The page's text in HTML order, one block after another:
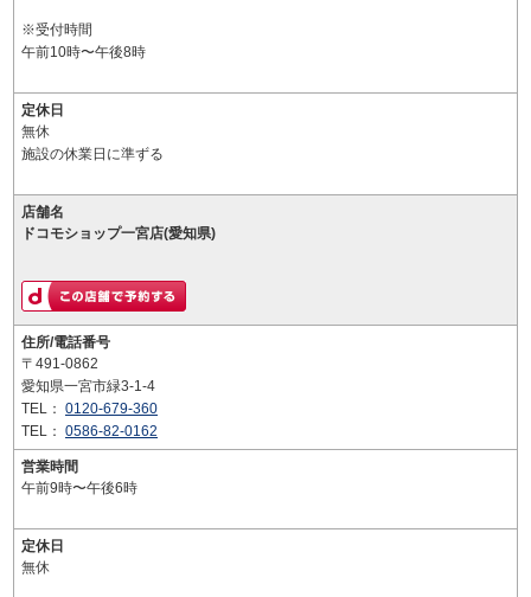
※受付時間
午前10時〜午後8時
定休日
無休
施設の休業日に準ずる
店舗名
ドコモショップ一宮店(愛知県)
住所/電話番号
〒491-0862
愛知県一宮市緑3-1-4
TEL： 0120-679-360
TEL： 0586-82-0162
営業時間
午前9時〜午後6時
定休日
無休